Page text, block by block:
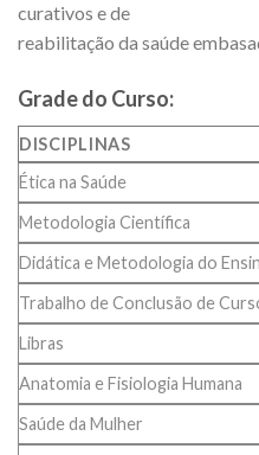
curativos e de
reabilitação da saúde
Grade do Curso:
DISCIPLINAS
Ética na Saúde
Metodologia Científica
Didática e Metodologia do
Trabalho de Conclusão de
Libras
Anatomia e Fisiologia Humana
Saúde da Mulher